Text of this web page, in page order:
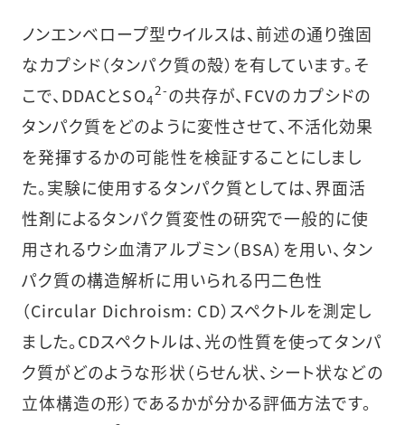
ノンエンベロープ型ウイルスは、前述の通り強固
なカプシド（タンパク質の殻）を有しています。そ
こで、DDACとSO4
2-の共存が、FCVのカプシドの
タンパク質をどのように変性させて、不活化効果
を発揮するかの可能性を検証することにしまし
た。実験に使用するタンパク質としては、界面活
性剤によるタンパク質変性の研究で一般的に使
用されるウシ血清アルブミン（BSA）を用い、タン
パク質の構造解析に用いられる円二色性
（Circular Dichroism: CD）スペクトルを測定し
ました。CDスペクトルは、光の性質を使ってタンパ
ク質がどのような形状（らせん状、シート状などの
立体構造の形）であるかが分かる評価方法です。